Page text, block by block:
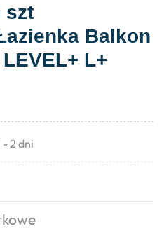
szt
Balkon
L+
- 2 dni